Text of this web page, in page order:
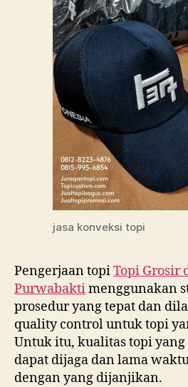
jasa konveksi topi
Pengerjaan topiTopi Grosir
Purwabaktimenggunakan
prosedur yang tepat dan
quality control untuk topi
Untuk itu, kualitas topi
dapat dijaga dan lama
dengan yang dijanjikan.